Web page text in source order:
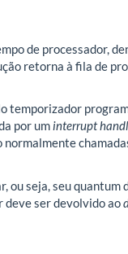
de processador,
retorna à fila de
temporizador
por uminterrupt
ou seja, seu quantum
deve ser devolvido ao